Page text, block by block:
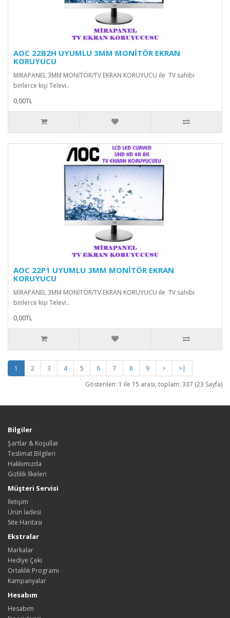
AOC 22B2H UYUMLU 3MM MONİTÖR EKRAN
KORUYUCU
MİRAPANEL 3MM MONİTÖR/TV EKRAN KORUYUCU ile TV sahibi
binlerce kişi Televi..
0,00TL
AOC 22P1 UYUMLU 3MM MONİTÖR EKRAN
KORUYUCU
MİRAPANEL 3MM MONİTÖR/TV EKRAN KORUYUCU ile TV sahibi
binlerce kişi Televi..
0,00TL
1 2 3 4 5 6 7 8 9 >
>|
Gösterilen: 1 ile 15 arası, toplam: 337 (23 Sayfa)
Bilgiler
Şartlar & Koşullar
Teslimat Bilgileri
Hakkımızda
Gizlilik İlkeleri
Müşteri Servisi
İletişim
Ürün İadesi
Site Haritası
Ekstralar
Markalar
Hediye Çeki
Ortaklık Programı
Kampanyalar
Hesabım
Hesabım